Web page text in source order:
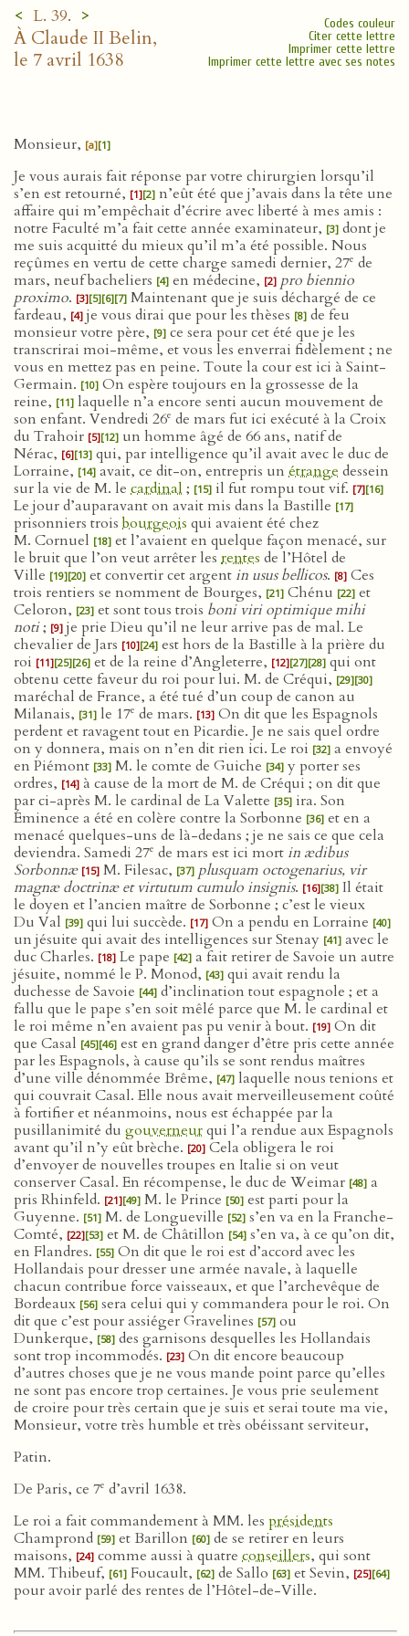
< L. 39. >
À Claude II Belin,
le 7 avril 1638
Codes couleur
Citer cette lettre
Imprimer cette lettre
Imprimer cette lettre avec ses notes
Monsieur, [a][1]
Je vous aurais fait réponse par votre chirurgien lorsqu’il
s’en est retourné, [1][2] n’eût été que j’avais dans la tête une
affaire qui m’empêchait d’écrire avec liberté à mes amis :
notre Faculté m’a fait cette année examinateur, [3] dont je
me suis acquitté du mieux qu’il m’a été possible. Nous
reçûmes en vertu de cette charge samedi dernier, 27e de
mars, neuf bacheliers [4] en médecine, [2] pro biennio
proximo. [3][5][6][7] Maintenant que je suis déchargé de ce
fardeau, [4] je vous dirai que pour les thèses [8] de feu
monsieur votre père, [9] ce sera pour cet été que je les
transcrirai moi-même, et vous les enverrai fidèlement ; ne
vous en mettez pas en peine. Toute la cour est ici à Saint-
Germain. [10] On espère toujours en la grossesse de la
reine, [11] laquelle n’a encore senti aucun mouvement de
son enfant. Vendredi 26e de mars fut ici exécuté à la Croix
du Trahoir [5][12] un homme âgé de 66 ans, natif de
Nérac, [6][13] qui, par intelligence qu’il avait avec le duc de
Lorraine, [14] avait, ce dit-on, entrepris un étrange dessein
sur la vie de M. le cardinal ; [15] il fut rompu tout vif. [7][16]
Le jour d’auparavant on avait mis dans la Bastille [17]
prisonniers troisbourgeois qui avaient été chez
M. Cornuel [18] et l’avaient en quelque façon menacé, sur
le bruit que l’on veut arrêter les rentes de l’Hôtel de
Ville [19][20] et convertir cet argent in usus bellicos. [8] Ces
trois rentiers se nomment de Bourges, [21] Chénu [22] et
Celoron, [23] et sont tous trois boni viri optimique mihi
noti; [9] je prie Dieu qu’il ne leur arrive pas de mal. Le
chevalier de Jars [10][24] est hors de la Bastille à la prière du
roi [11][25][26] et de la reine d’Angleterre, [12][27][28] qui ont
obtenu cette faveur du roi pour lui. M. de Créqui, [29][30]
maréchal de France, a été tué d’un coup de canon au
Milanais, [31] le 17e de mars. [13] On dit que les Espagnols
perdent et ravagent tout en Picardie. Je ne sais quel ordre
on y donnera, mais on n’en dit rien ici. Le roi [32] a envoyé
en Piémont [33] M. le comte de Guiche [34] y porter ses
ordres, [14] à cause de la mort de M. de Créqui ; on dit que
par ci-après M. le cardinal de La Valette [35] ira. Son
Éminence a été en colère contre la Sorbonne [36] et en a
menacé quelques-uns de là-dedans ; je ne sais ce que cela
deviendra. Samedi 27e de mars est ici mort in ædibus
Sorbonnæ [15] M. Filesac, [37] plusquam octogenarius, vir
magnæ doctrinæ et virtutum cumulo insignis. [16][38] Il était
le doyen et l’ancien maître de Sorbonne ; c’est le vieux
Du Val [39] qui lui succède. [17] On a pendu en Lorraine [40]
un jésuite qui avait des intelligences sur Stenay [41] avec le
duc Charles. [18] Le pape [42] a fait retirer de Savoie un autre
jésuite, nommé le P. Monod, [43] qui avait rendu la
duchesse de Savoie [44] d’inclination tout espagnole ; et a
fallu que le pape s’en soit mêlé parce que M. le cardinal et
le roi même n’en avaient pas pu venir à bout. [19] On dit
que Casal [45][46] est en grand danger d’être pris cette année
par les Espagnols, à cause qu’ils se sont rendus maîtres
d’une ville dénommée Brême, [47] laquelle nous tenions et
qui couvrait Casal. Elle nous avait merveilleusement coûté
à fortifier et néanmoins, nous est échappée par la
pusillanimité du gouverneurqui l’a rendue aux Espagnols
avant qu’il n’y eût brèche. [20] Cela obligera le roi
d’envoyer de nouvelles troupes en Italie si on veut
conserver Casal. En récompense, le duc de Weimar [48] a
pris Rhinfeld. [21][49] M. le Prince [50] est parti pour la
Guyenne. [51] M. de Longueville [52] s’en va en la Franche-
Comté, [22][53] et M. de Châtillon [54] s’en va, à ce qu’on dit,
en Flandres. [55] On dit que le roi est d’accord avec les
Hollandais pour dresser une armée navale, à laquelle
chacun contribue force vaisseaux, et que l’archevêque de
Bordeaux [56] sera celui qui y commandera pour le roi. On
dit que c’est pour assiéger Gravelines [57] ou
Dunkerque, [58] des garnisons desquelles les Hollandais
sont trop incommodés. [23] On dit encore beaucoup
d’autres choses que je ne vous mande point parce qu’elles
ne sont pas encore trop certaines. Je vous prie seulement
de croire pour très certain que je suis et serai toute ma vie,
Monsieur, votre très humble et très obéissant serviteur,
Patin.
De Paris, ce 7e d’avril 1638.
Le roi a fait commandement à MM. les présidents
Champrond [59] et Barillon [60] de se retirer en leurs
maisons, [24] comme aussi à quatre conseillers, qui sont
MM. Thibeuf, [61] Foucault, [62] de Sallo [63] et Sevin, [25][64]
pour avoir parlé des rentes de l’Hôtel-de-Ville.